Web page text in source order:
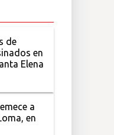
de
en
Elena
a
en